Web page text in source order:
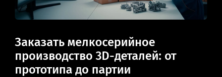
Заказать мелкосерийное
производство 3D-деталей: от
прототипа до партии